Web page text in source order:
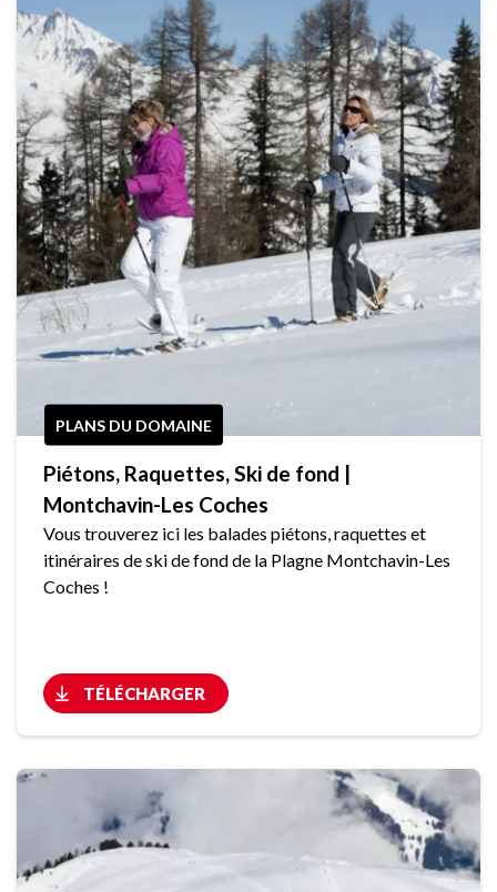
PLANS DU DOMAINE
Piétons, Raquettes, Ski de fond |
Montchavin-Les Coches
Vous trouverez ici les balades piétons, raquettes et
itinéraires de ski de fond de la Plagne Montchavin-Les
Coches !
TÉLÉCHARGER